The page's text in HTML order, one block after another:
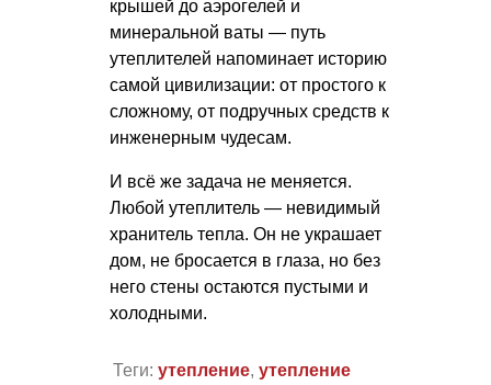
крышей до аэрогелей и
минеральной ваты — путь
утеплителей напоминает историю
самой цивилизации: от простого к
сложному, от подручных средств к
инженерным чудесам.
И всё же задача не меняется.
Любой утеплитель — невидимый
хранитель тепла. Он не украшает
дом, не бросается в глаза, но без
него стены остаются пустыми и
холодными.
Теги: утепление, утепление